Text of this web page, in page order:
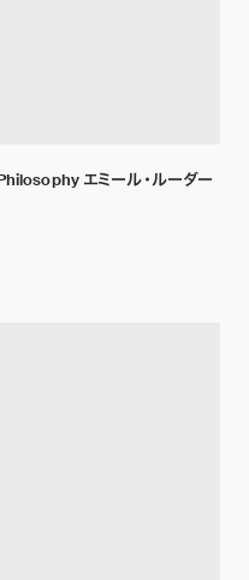
エミール・ルーダー